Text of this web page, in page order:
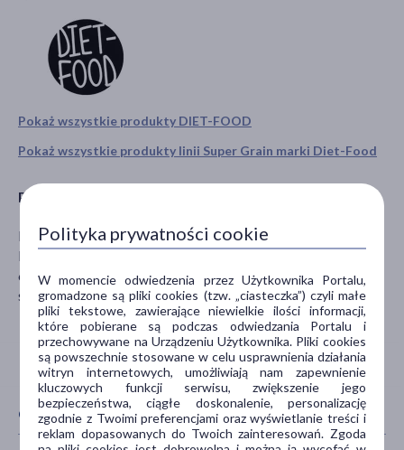
Pokaż wszystkie produkty DIET-FOOD
Pokaż wszystkie produkty linii Super Grain marki Diet-Food
Producent
MIPAMA E.Z. Szafarz Sp.j.
Rogatka 14 Z
62-860 Opatówek
sklep@diet-food.pl
CECHY PRODUKTU
Polityka prywatności cookie
W momencie odwiedzenia przez Użytkownika Portalu,
gromadzone są pliki cookies (tzw. „ciasteczka”) czyli małe
pliki tekstowe, zawierające niewielkie ilości informacji,
które pobierane są podczas odwiedzania Portalu i
przechowywane na Urządzeniu Użytkownika. Pliki cookies
są powszechnie stosowane w celu usprawnienia działania
witryn internetowych, umożliwiają nam zapewnienie
kluczowych funkcji serwisu, zwiększenie jego
bezpieczeństwa, ciągłe doskonalenie, personalizację
zgodnie z Twoimi preferencjami oraz wyświetlanie treści i
reklam dopasowanych do Twoich zainteresowań. Zgoda